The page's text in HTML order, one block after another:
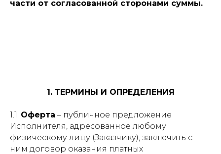
части от согласованной сторонами суммы.
1. ТЕРМИНЫ И ОПРЕДЕЛЕНИЯ
1.1. Оферта – публичное предложение
Исполнителя, адресованное любому
физическому лицу (Заказчику), заключить с
ним договор оказания платных